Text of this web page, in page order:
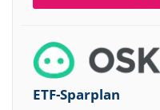
ETF-Sparplan